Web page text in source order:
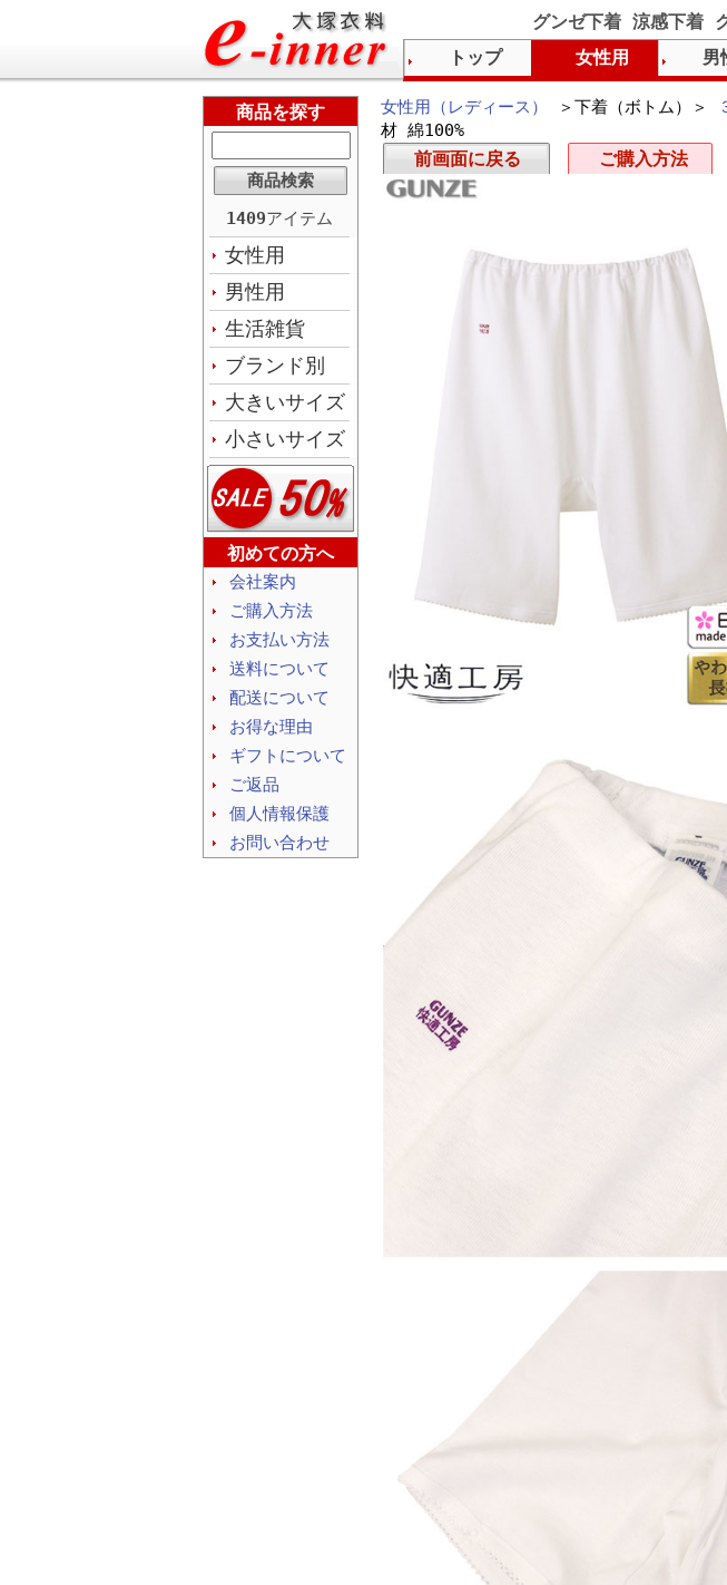
グンゼ下着 涼感下着
女性用（レディース） ＞下着（ボトム）＞
材 綿100%
前画面に戻る ご購入方法
商品を探す
1409アイテム
女性用
男性用
生活雑貨
ブランド別
大きいサイズ
小さいサイズ
初めての方へ
会社案内
ご購入方法
お支払い方法
送料について
配送について
お得な理由
ギフトについて
ご返品
個人情報保護
お問い合わせ
トップ 女性用 男